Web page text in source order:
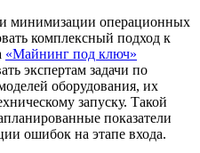
минимизации операционных
комплексный подход к
«Майнинг под ключ»
экспертам задачи по
оборудования, их
запуску. Такой
показатели
ошибок на этапе входа.